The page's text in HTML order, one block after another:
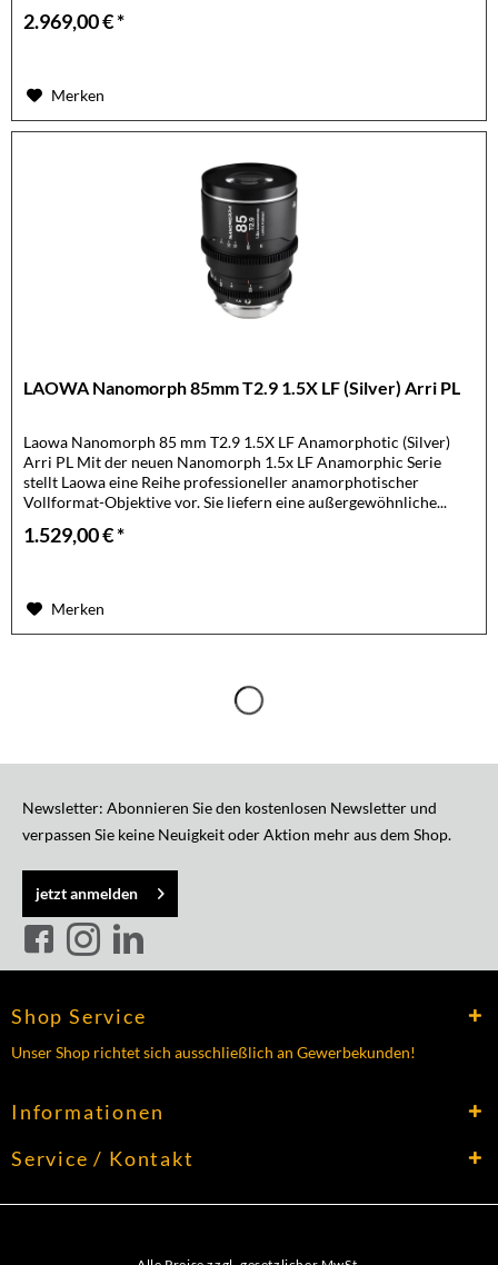
2.969,00 € *
Merken
LAOWA Nanomorph 85mm T2.9 1.5X LF (Silver) Arri PL
Laowa Nanomorph 85 mm T2.9 1.5X LF Anamorphotic (Silver)
Arri PL Mit der neuen Nanomorph 1.5x LF Anamorphic Serie
stellt Laowa eine Reihe professioneller anamorphotischer
Vollformat-Objektive vor. Sie liefern eine außergewöhnliche...
1.529,00 € *
Merken
Newsletter: Abonnieren Sie den kostenlosen Newsletter und
verpassen Sie keine Neuigkeit oder Aktion mehr aus dem Shop.
jetzt anmelden
Shop Service
Unser Shop richtet sich ausschließlich an Gewerbekunden!
Informationen
Service / Kontakt